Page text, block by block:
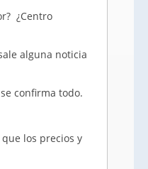
¿Centro
alguna noticia
confirma todo.
los precios y